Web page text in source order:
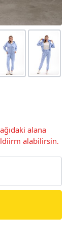
alana
alabilirsin.